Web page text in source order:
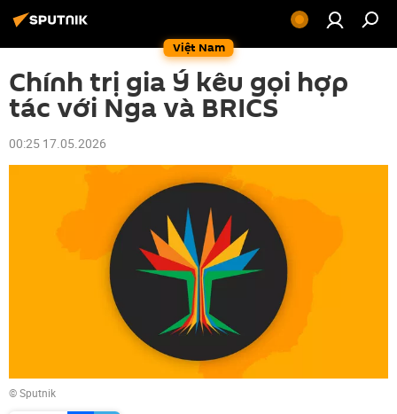
Việt Nam
Chính trị gia Ý kêu gọi hợp
tác với Nga và BRICS
00:25 17.05.2026
© Sputnik